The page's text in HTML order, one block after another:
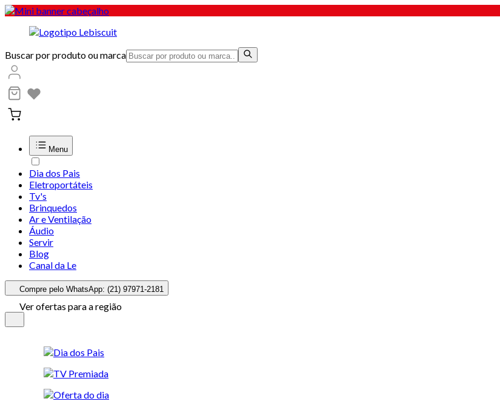
Buscar por produto ou marca
Menu
Dia dos Pais
Eletroportáteis
Tv's
Brinquedos
Ar e Ventilação
Áudio
Servir
Blog
Canal da Le
Compre pelo WhatsApp: (21) 97971-2181
Ver ofertas para a região